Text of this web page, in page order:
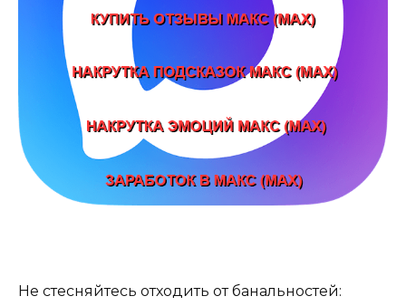
Не стесняйтесь отходить от банальностей: